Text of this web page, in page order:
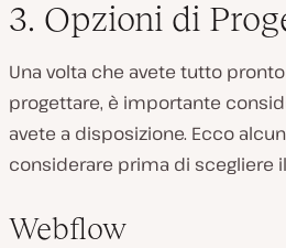
3. Opzioni di
Una volta che avete tutto
progettare, è importante
avete a disposizione. Ecco
considerare prima di scegliere il
Webflow